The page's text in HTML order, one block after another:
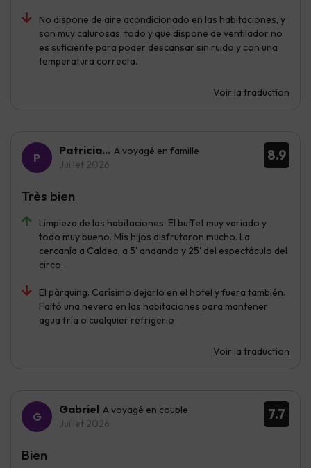
No dispone de aire acondicionado en las habitaciones, y
son muy calurosas, todo y que dispone de ventilador no
es suficiente para poder descansar sin ruido y con una
temperatura correcta.
Voir la traduction
8.9
Patricia... A voyagé en famille
Juillet 2026
Limpieza de las habitaciones. El buffet muy variado y
todo muy bueno. Mis hijos disfrutaron mucho. La
cercanía a Caldea, a 5' andando y 25' del espectáculo del
circo.
El pàrquing. Carísimo dejarlo en el hotel y fuera también.
Faltó una nevera en las habitaciones para mantener
agua fría o cualquier refrigerio
Voir la traduction
Très bien
7.7
Gabriel A voyagé en couple
Juillet 2026
Bien